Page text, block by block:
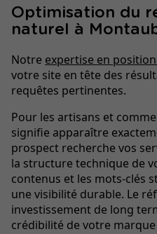
Optimisation du
naturel à
Notre expertise en
votre site en tête des
requêtes pertinentes.
Pour les artisans et
signifie apparaître
prospect recherche vos
la structure technique de
contenus et les mots-clés
une visibilité durable. Le
investissement de long
crédibilité de votre